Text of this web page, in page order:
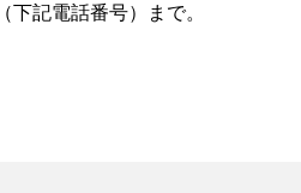
下記電話番号）まで。